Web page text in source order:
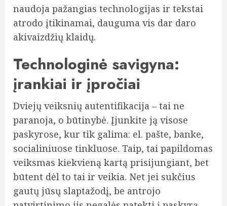
naudoja pažangias technologijas ir tekstai
atrodo įtikinamai, dauguma vis dar daro
akivaizdžių klaidų.
Technologinė savigyna:
įrankiai ir įpročiai
Dviejų veiksnių autentifikacija – tai ne
paranoja, o būtinybė. Įjunkite ją visose
paskyrose, kur tik galima: el. pašte, banke,
socialiniuose tinkluose. Taip, tai papildomas
veiksmas kiekvieną kartą prisijungiant, bet
būtent dėl to tai ir veikia. Net jei sukčius
gautų jūsų slaptažodį, be antrojo